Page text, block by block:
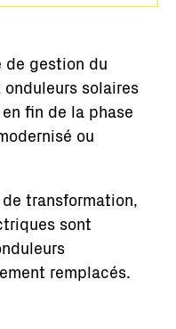
de gestion du
solaires
fin de la phase
ou
transformation,
sont
remplacés.